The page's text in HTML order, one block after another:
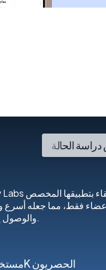
الحالة
فقط، مما جعله أسرع
والوصول إلى الأحداث، والرسائل الخاصة، والمناقشات الجماعية.
مستخدمو 2K الحصريون